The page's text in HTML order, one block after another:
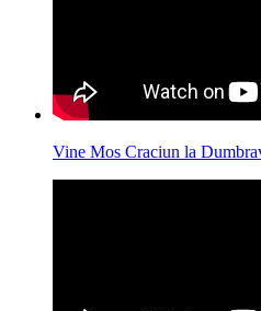
Vine Mos Craciun la